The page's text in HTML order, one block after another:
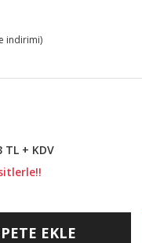
indirimi)
TL + KDV
EKLE